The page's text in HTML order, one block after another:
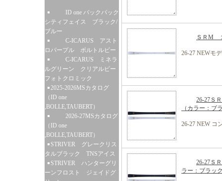
ID one バックパック
シティフェイス ブラック/
ブルー
C-ICARUS アスト
ロパープル ボルトルビー
C-ICARUS ミネラ
ルグリーン クリアルビー
フォトクロミック
2025-2026MSカタログ
（ID one
,BOLLE,TAUBERT）
2026-27MSカタログ
（ID one
,BOLLE,TAUBERT）
STRIVER グレークリス
タルブラック TNSアイス
STRIVER ハンターグリ
ーンフロスト ジェイドグ
ＳＲM
26-27 NEWモ
26-27Ｓ
（カラー：
26-27 NEW コ
26-27Ｓ
ラー：ブラ